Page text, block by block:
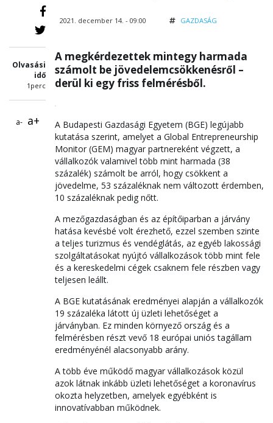
Olvasási
idő
1perc
a- a+
2021. december 14. - 09:00 GAZDASÁG
A megkérdezettek mintegy harmada
számolt be jövedelemcsökkenésről –
derül ki egy friss felmérésből.
A Budapesti Gazdasági Egyetem (BGE) legújabb
kutatása szerint, amelyet a Global Entrepreneurship
Monitor (GEM) magyar partnereként végzett, a
vállalkozók valamivel több mint harmada (38
százalék) számolt be arról, hogy csökkent a
jövedelme, 53 százaléknak nem változott érdemben,
10 százaléknak pedig nőtt.
A mezőgazdaságban és az építőiparban a járvány
hatása kevésbé volt érezhető, ezzel szemben szinte
a teljes turizmus és vendéglátás, az egyéb lakossági
szolgáltatásokat nyújtó vállalkozások több mint fele
és a kereskedelmi cégek csaknem fele részben vagy
teljesen leállt.
A BGE kutatásának eredményei alapján a vállalkozók
19 százaléka látott új üzleti lehetőséget a
járványban. Ez minden környező ország és a
felmérésben részt vevő 18 európai uniós tagállam
eredményénél alacsonyabb arány.
A több éve működő magyar vállalkozások közül
azok látnak inkább üzleti lehetőséget a koronavírus
okozta helyzetben, amelyek egyébként is
innovatívabban működnek.